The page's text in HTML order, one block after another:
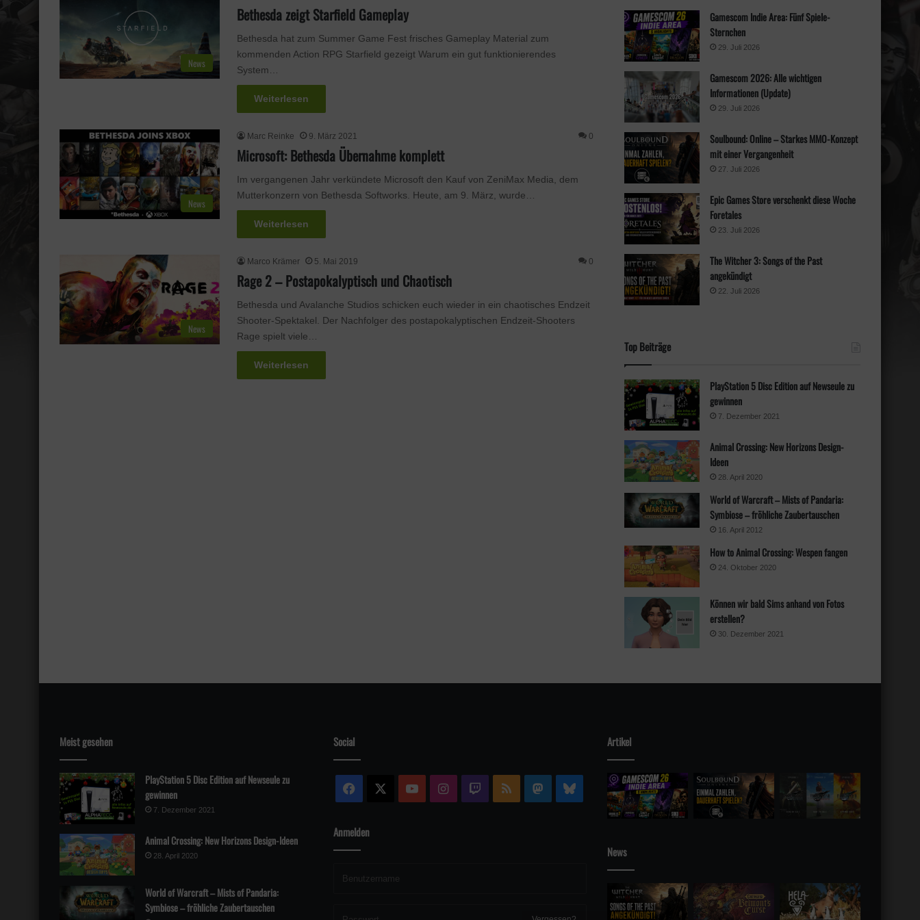
News
Bethesda zeigt Starfield Gameplay
Bethesda hat zum Summer Game Fest frisches Gameplay Material zum
kommenden Action RPG Starfield gezeigt Warum ein gut funktionierendes
System…
Weiterlesen
News
Marc Reinke 9. März 2021 0
Microsoft: Bethesda Übernahme komplett
Im vergangenen Jahr verkündete Microsoft den Kauf von ZeniMax Media, dem
Mutterkonzern von Bethesda Softworks. Heute, am 9. März, wurde…
Weiterlesen
News
Marco Krämer 5. Mai 2019 0
Rage 2 – Postapokalyptisch und Chaotisch
Bethesda und Avalanche Studios schicken euch wieder in ein chaotisches Endzeit
Shooter-Spektakel. Der Nachfolger des postapokalyptischen Endzeit-Shooters
Rage spielt viele…
Weiterlesen
a
Gamescom Indie Area: Fünf Spiele-
Sternchen
29. Juli 2026
Gamescom 2026: Alle wichtigen
Informationen (Update)
29. Juli 2026
Soulbound: Online – Starkes MMO-Konzept
mit einer Vergangenheit
27. Juli 2026
Epic Games Store verschenkt diese Woche
Foretales
23. Juli 2026
The Witcher 3: Songs of the Past
angekündigt
22. Juli 2026
Top Beiträge
PlayStation 5 Disc Edition auf Newseule zu
gewinnen
7. Dezember 2021
Animal Crossing: New Horizons Design-
Ideen
28. April 2020
World of Warcraft – Mists of Pandaria:
Symbiose – fröhliche Zaubertauschen
16. April 2012
How to Animal Crossing: Wespen fangen
24. Oktober 2020
Können wir bald Sims anhand von Fotos
erstellen?
30. Dezember 2021
Meist gesehen
PlayStation 5 Disc Edition auf Newseule zu
gewinnen
7. Dezember 2021
Animal Crossing: New Horizons Design-Ideen
28. April 2020
World of Warcraft – Mists of Pandaria:
Symbiose – fröhliche Zaubertauschen
Social
Facebook YouTubeInstagram
TwitchRSS MastodonBluesky
Anmelden
Artikel
News